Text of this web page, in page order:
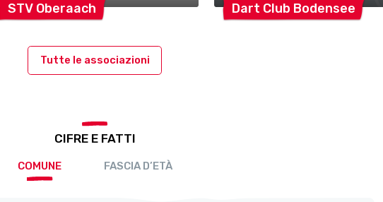
STV Oberaach Dart Club Bodensee
Tutte le associazioni
CIFRE E FATTI
COMUNE FASCIA D’ETÀ